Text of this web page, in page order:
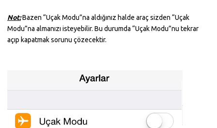
Not:Bazen “Uçak Modu”na aldığınız halde araç sizden “Uçak
Modu”na almanızı isteyebilir. Bu durumda “Uçak Modu”nu tekrar
açıp kapatmak sorunu çözecektir.